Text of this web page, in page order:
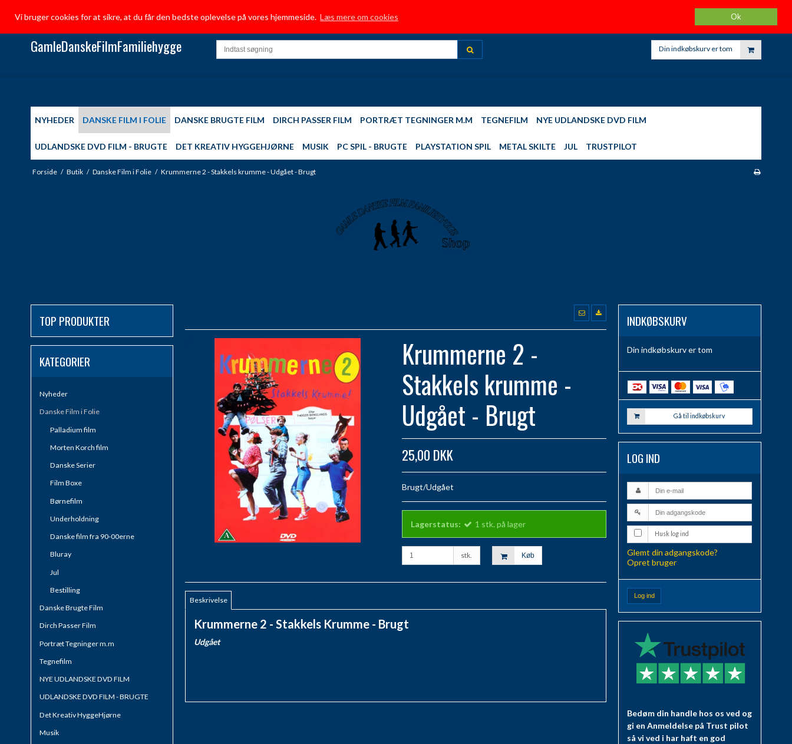
Vi bruger cookies for at sikre, at du får den bedste oplevelse på vores hjemmeside. Læs mere om cookies Ok
TRUSTPILOT INFORMATION
TOP 10 - MEST SOLGTE DIRCH PASSER - FILM PLAYSTATION 2,3,4 SPIL DIN KONTO
GamleDanskeFilmFamiliehygge Din indkøbskurv er tom
NYHEDER DANSKE FILM I FOLIE DANSKE BRUGTE FILM DIRCH PASSER FILM PORTRÆT TEGNINGER M.M TEGNEFILM NYE UDLANDSKE DVD FILM
UDLANDSKE DVD FILM - BRUGTE DET KREATIV HYGGEHJØRNE MUSIK PC SPIL - BRUGTE PLAYSTATION SPIL METAL SKILTE JUL TRUSTPILOT
Forside / Butik / Danske Film i Folie / Krummerne 2 - Stakkels krumme - Udgået - Brugt
TOP PRODUKTER
KATEGORIER
Nyheder
Danske Film i Folie
Palladium film
Morten Korch film
Danske Serier
Film Boxe
Børnefilm
Underholdning
Danske film fra 90-00erne
Bluray
Jul
Bestilling
Danske Brugte Film
Dirch Passer Film
Portræt Tegninger m.m
Tegnefilm
NYE UDLANDSKE DVD FILM
UDLANDSKE DVD FILM - BRUGTE
Det Kreativ HyggeHjørne
Musik
Krummerne 2 -
Stakkels krumme -
Udgået - Brugt
25,00 DKK
Brugt/Udgået
Lagerstatus: 1 stk. på lager
stk. Køb
Beskrivelse
Krummerne 2 - Stakkels Krumme - Brugt
Udgået
INDKØBSKURV
Din indkøbskurv er tom
Gå til indkøbskurv
LOG IND
Husk log ind
Glemt din adgangskode?
Opret bruger
Log ind
Bedøm din handle hos os ved og
gi en Anmeldelse på Trust pilot
så vi ved i har haft en god